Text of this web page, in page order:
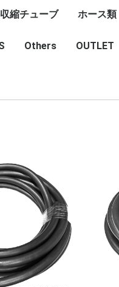
Terminals and
G1 - G4
CAN and Tuning
G4X - G4+
ー
CAN＆Tuning ケー
コネクタ＆Pin
Wire-in ハーネス
拡張ハーネス
クランクセンサー
温度センサー
MAPセンサー
圧力センサー
ノックセンサー
CAN ラムダ 空燃比
ブーストコントロー
Injector
ISC
その他
ルド線
ルド線
ルド線
ルド線
縮チューブ
ダ付 収縮チュー
収縮メッシュチュ
込み付 メッシュ
クリア
他
ホース類
シリコン
耐熱スリ
バキュ
燃料ホー
Others OUTLET